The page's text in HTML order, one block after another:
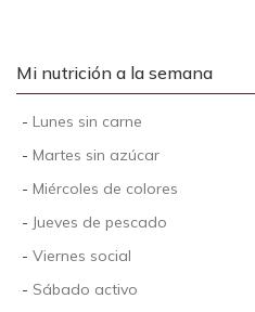
Mi nutrición a la semana
- Lunes sin carne
- Martes sin azúcar
- Miércoles de colores
- Jueves de pescado
- Viernes social
- Sábado activo